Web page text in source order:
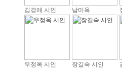
김경애 시인 남미옥
우정옥 시인 장길숙 시인